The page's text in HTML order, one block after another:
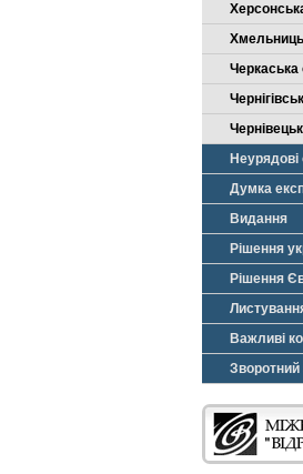
Черкаська
Неурядові
Думка
Видання
Рішення
Рішення
Важливі
Зворотний